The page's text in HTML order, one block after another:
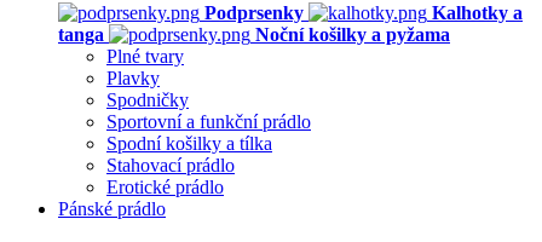
Podprsenky
Kalhotky a
tanga
Noční košilky a pyžama
Plné tvary
Plavky
Spodničky
Sportovní a funkční prádlo
Spodní košilky a tílka
Stahovací prádlo
Erotické prádlo
Pánské prádlo